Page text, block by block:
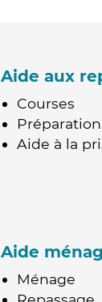
Aide aux
Courses
Aide à la
Aide
Ménage